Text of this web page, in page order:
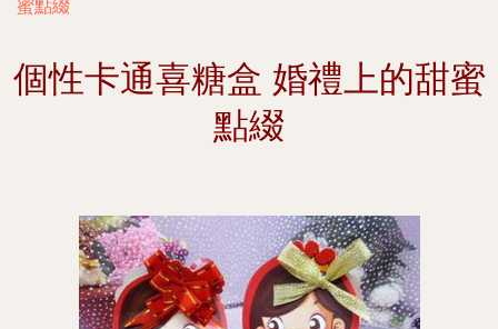
蜜點綴
個性卡通喜糖盒 婚禮上的甜蜜
點綴